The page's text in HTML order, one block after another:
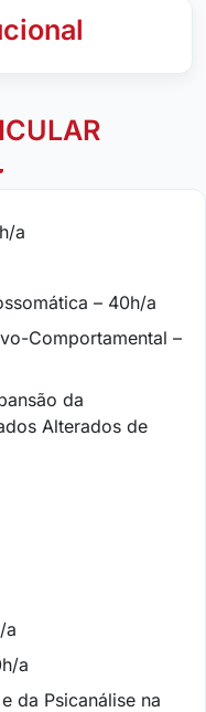
a
– 40h/a
Comportamental –
da
Alterados de
a
a
da Psicanálise na